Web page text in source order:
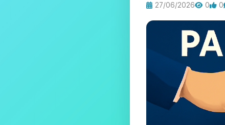
27/06/2026 0 0